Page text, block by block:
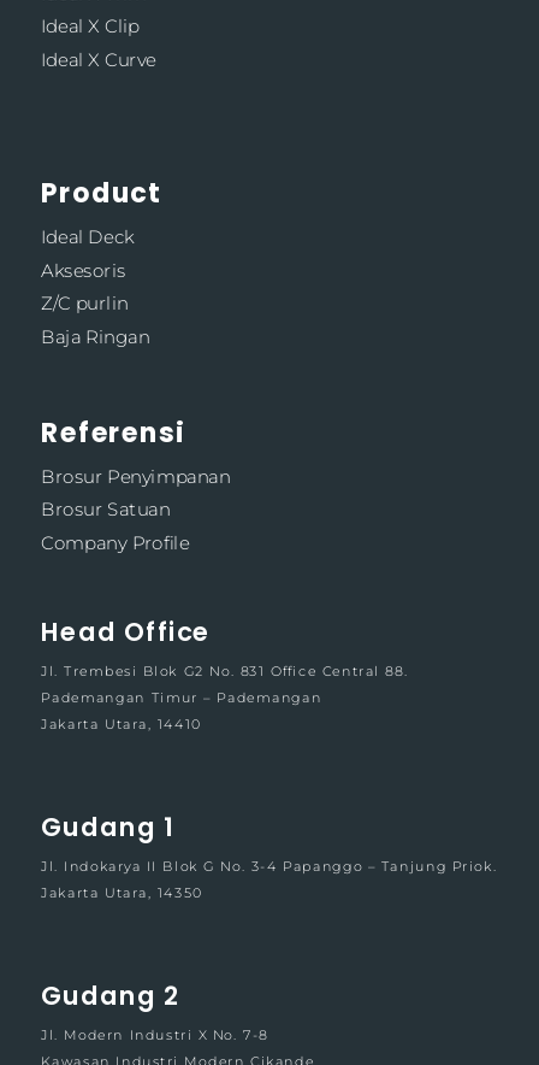
Ideal X Clip
Ideal X Curve
Product
Ideal Deck
Aksesoris
Z/C purlin
Baja Ringan
Referensi
Brosur Penyimpanan
Brosur Satuan
Company Profile
Head Office
Jl. Trembesi Blok G2 No. 831 Office Central 88.
Pademangan Timur – Pademangan
Jakarta Utara, 14410
Gudang 1
Jl. Indokarya II Blok G No. 3-4 Papanggo – Tanjung Priok.
Jakarta Utara, 14350
Gudang 2
Jl. Modern Industri X No. 7-8
Kawasan Industri Modern Cikande